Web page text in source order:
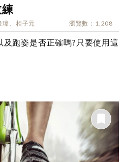
瑋、相子元 瀏覽數 1,208
跑姿是否正確嗎?只要使用這